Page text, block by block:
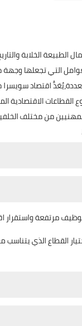
الخلابة
التي تجعلها وجهة
اقتصاد
الاقتصادية
من مختلف
مرتفعة
القطاع الذي يتناسب